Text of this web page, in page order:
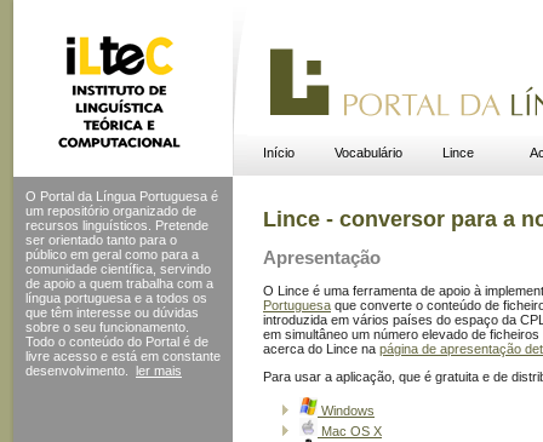
Início Vocabulário Lince
O Portal da Língua Portuguesa é
um repositório organizado de
recursos linguísticos. Pretende
ser orientado tanto para o
público em geral como para a
comunidade científica, servindo
de apoio a quem trabalha com a
língua portuguesa e a todos os
que têm interesse ou dúvidas
sobre o seu funcionamento.
Todo o conteúdo do Portal é de
livre acesso e está em constante
desenvolvimento.
ler mais
Lince - conversor para a
Apresentação
O Lince é uma ferramenta de apoio à
Portuguesa que converte o conteúdo de
introduzida em vários países do espaço da
em simultâneo um número elevado de
acerca do Lince na página de apresentação
Para usar a aplicação, que é gratuita e de
Windows
Mac OS X